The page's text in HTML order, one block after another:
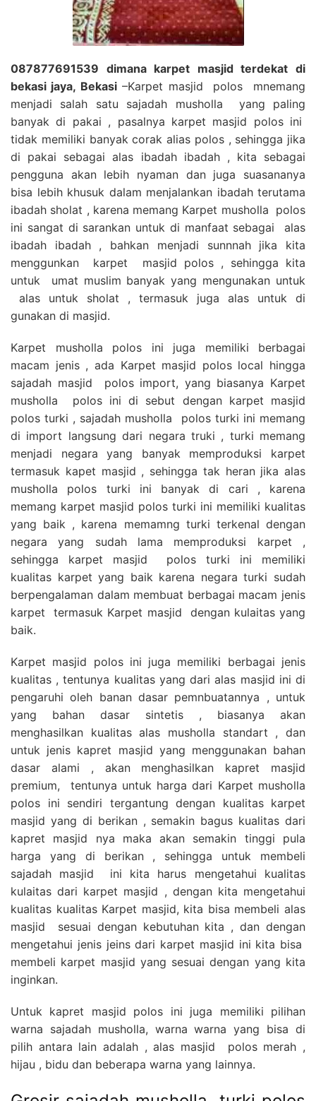
087877691539 dimana karpet masjid terdekat di
bekasi jaya, Bekasi–Karpet masjid polos mnemang
menjadi salah satu sajadah musholla yang paling
banyak di pakai , pasalnya karpet masjid polos ini
tidak memiliki banyak corak alias polos , sehingga jika
di pakai sebagai alas ibadah ibadah , kita sebagai
pengguna akan lebih nyaman dan juga suasananya
bisa lebih khusuk dalam menjalankan ibadah terutama
ibadah sholat , karena memang Karpet musholla polos
ini sangat di sarankan untuk di manfaat sebagai alas
ibadah ibadah , bahkan menjadi sunnnah jika kita
menggunkan karpet masjid polos , sehingga kita
untuk umat muslim banyak yang mengunakan untuk
alas untuk sholat , termasuk juga alas untuk di
gunakan di masjid.
Karpet musholla polos ini juga memiliki berbagai
macam jenis , ada Karpet masjid polos local hingga
sajadah masjid polos import, yang biasanya Karpet
musholla polos ini di sebut dengan karpet masjid
polos turki , sajadah musholla polos turki ini memang
di import langsung dari negara truki , turki memang
menjadi negara yang banyak memproduksi karpet
termasuk kapet masjid , sehingga tak heran jika alas
musholla polos turki ini banyak di cari , karena
memang karpet masjid polos turki ini memiliki kualitas
yang baik , karena memamng turki terkenal dengan
negara yang sudah lama memproduksi karpet ,
sehingga karpet masjid polos turki ini memiliki
kualitas karpet yang baik karena negara turki sudah
berpengalaman dalam membuat berbagai macam jenis
karpet termasuk Karpet masjid dengan kulaitas yang
baik.
Karpet masjid polos ini juga memiliki berbagai jenis
kualitas , tentunya kualitas yang dari alas masjid ini di
pengaruhi oleh banan dasar pemnbuatannya , untuk
yang bahan dasar sintetis , biasanya akan
menghasilkan kualitas alas musholla standart , dan
untuk jenis kapret masjid yang menggunakan bahan
dasar alami , akan menghasilkan kapret masjid
premium, tentunya untuk harga dari Karpet musholla
polos ini sendiri tergantung dengan kualitas karpet
masjid yang di berikan , semakin bagus kualitas dari
kapret masjid nya maka akan semakin tinggi pula
harga yang di berikan , sehingga untuk membeli
sajadah masjid ini kita harus mengetahui kualitas
kulaitas dari karpet masjid , dengan kita mengetahui
kualitas kualitas Karpet masjid, kita bisa membeli alas
masjid sesuai dengan kebutuhan kita , dan dengan
mengetahui jenis jeins dari karpet masjid ini kita bisa
membeli karpet masjid yang sesuai dengan yang kita
inginkan.
Untuk kapret masjid polos ini juga memiliki pilihan
warna sajadah musholla, warna warna yang bisa di
pilih antara lain adalah , alas masjid polos merah ,
hijau , bidu dan beberapa warna yang lainnya.